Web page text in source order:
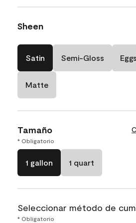
Sheen
Satin Semi-Gloss
Matte
Tamaño
* Obligatorio
1 gallon 1 quart
Seleccionar método de
* Obligatorio